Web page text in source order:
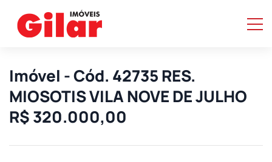
Imóvel - Cód. 42735 RES.
MIOSOTIS VILA NOVE DE JULHO
R$ 320.000,00